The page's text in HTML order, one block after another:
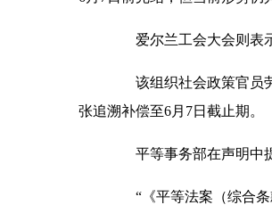
爱尔兰工会大会则表示
该组织社会政策官员劳
张追溯补偿至6月7日截止期。
平等事务部在声明中提
“《平等法案（综合条